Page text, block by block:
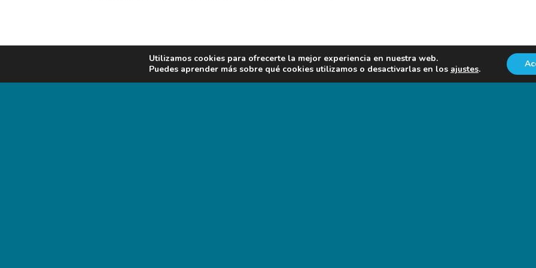
NOTICIAS EN FORO AGRO-GANADERO
Utilizamos cookies para ofrecerte la mejor experiencia en nuestra web.
Puedes aprender más sobre qué cookies utilizamos o desactivarlas en los ajustes.